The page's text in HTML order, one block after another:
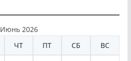
Июнь 2026
ЧТ ПТ СБ ВС